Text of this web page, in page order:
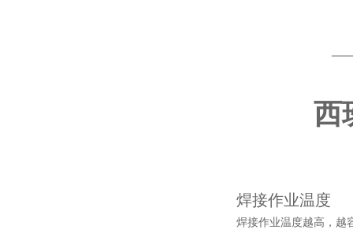
西
焊接作业温度
焊接作业温度越高，越